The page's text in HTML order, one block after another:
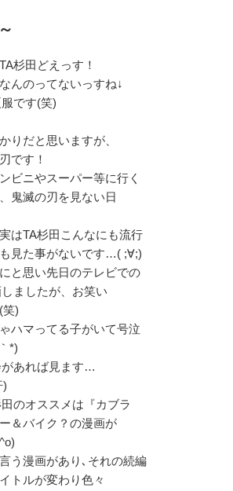
杉田どえっす！
んのってないっすね↓
です(笑)
りだと思いますが、
です！
ビニやスーパー等に行く
鬼滅の刃を見ない日
はTA杉田こんなにも流行
見た事がないです…( ;∀;)
と思い先日のテレビでの
ましたが、お笑い
笑)
ハマってる子がいて号泣
*)
あれば見ます…
のオススメは『カブラ
＆バイク？の漫画が
う漫画があり､それの続編
トルが変わり色々